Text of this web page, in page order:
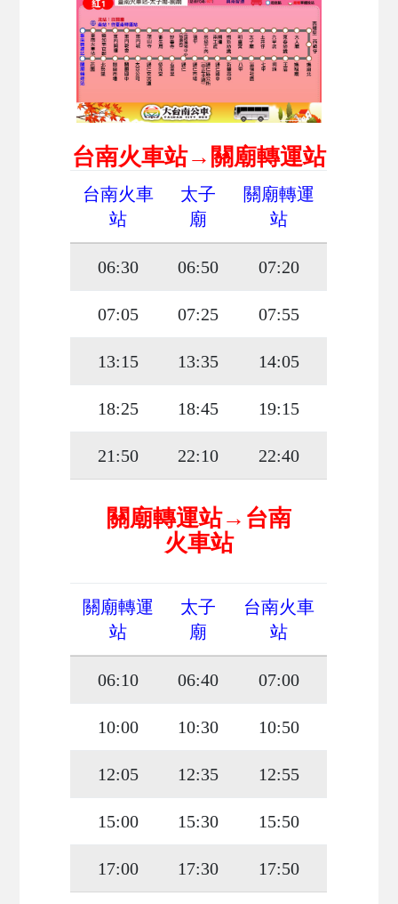
台南火車站→關廟轉運站
台南火車
站
太子
廟
關廟轉運
站
06:30 06:50 07:20
07:05 07:25 07:55
13:15 13:35 14:05
18:25 18:45 19:15
21:50 22:10 22:40
關廟轉運站→台南
火車站
關廟轉運
站
太子
廟
台南火車
站
06:10 06:40 07:00
10:00 10:30 10:50
12:05 12:35 12:55
15:00 15:30 15:50
17:00 17:30 17:50